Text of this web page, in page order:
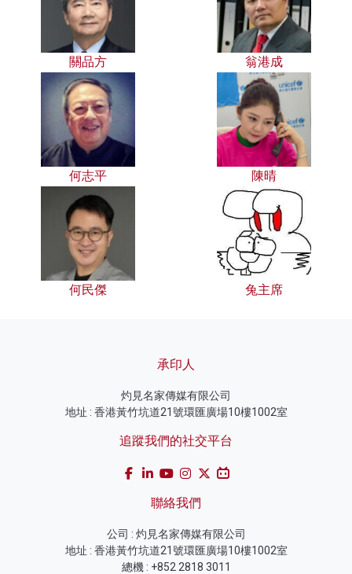
關品方 翁港成
何志平 陳晴
何民傑 兔主席
承印人
灼見名家傳媒有限公司
地址 : 香港黃竹坑道21號環匯廣場10樓1002室
追蹤我們的社交平台
聯絡我們
公司 : 灼見名家傳媒有限公司
地址 : 香港黃竹坑道21號環匯廣場10樓1002室
總機 : +852 2818 3011